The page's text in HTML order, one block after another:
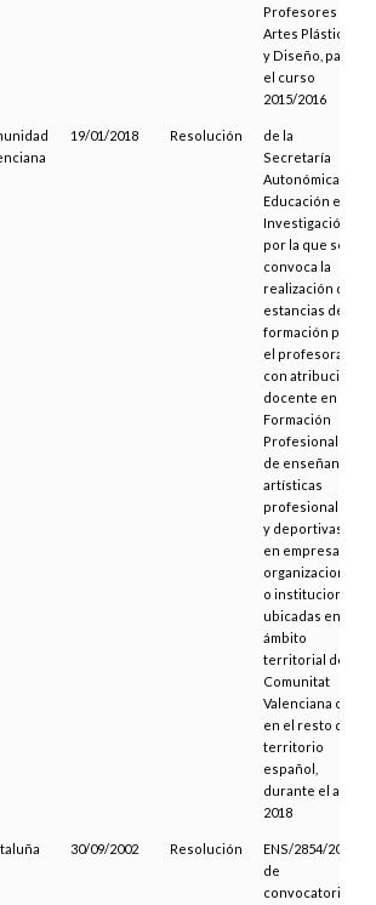
Profesores de
Artes Plásticas
y Diseño, para
el curso
2015/2016
19/01/2018 Resolución
de la
Secretaría
Autonómica de
Educación e
Investigación,
por la que se
convoca la
realización de
estancias de
formación para
el profesorado
con atribución
docente en
Formación
Profesional y
de enseñanzas
artísticas
profesionales
y deportivas,
en empresas,
organizaciones
o instituciones
ubicadas en el
ámbito
territorial de la
Comunitat
Valenciana o
en el resto del
territorio
español,
durante el año
2018
30/09/2002 Resolución
ENS/2854/2002,
de
convocatoria